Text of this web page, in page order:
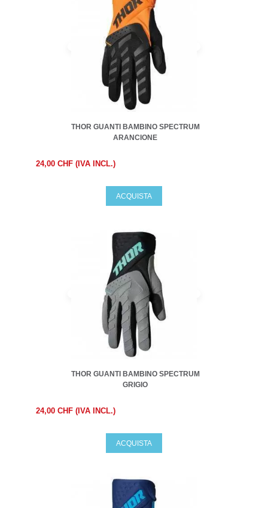
THOR GUANTI BAMBINO SPECTRUM
ARANCIONE
24,00 CHF (IVA INCL.)
ACQUISTA
THOR GUANTI BAMBINO SPECTRUM
GRIGIO
24,00 CHF (IVA INCL.)
ACQUISTA